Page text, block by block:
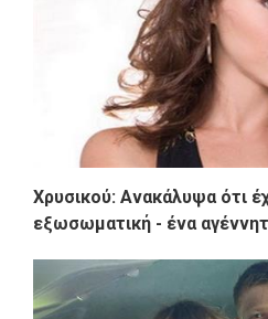
Χρυσικού: Ανακάλυψα ότι
εξωσωματική - ένα